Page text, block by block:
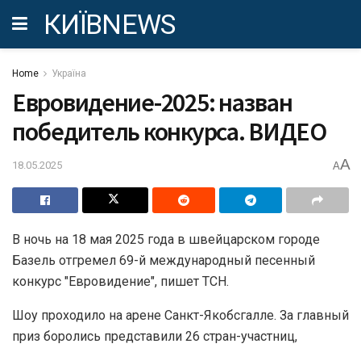
КИЇВNEWS
Home Україна
Евровидение-2025: назван
победитель конкурса. ВИДЕО
18.05.2025 AA
В ночь на 18 мая 2025 года в швейцарском городе
Базель отгремел 69-й международный песенный
конкурс "Евровидение", пишет ТСН.
Шоу проходило на арене Санкт-Якобсгалле. За главный
приз боролись представили 26 стран-участниц,